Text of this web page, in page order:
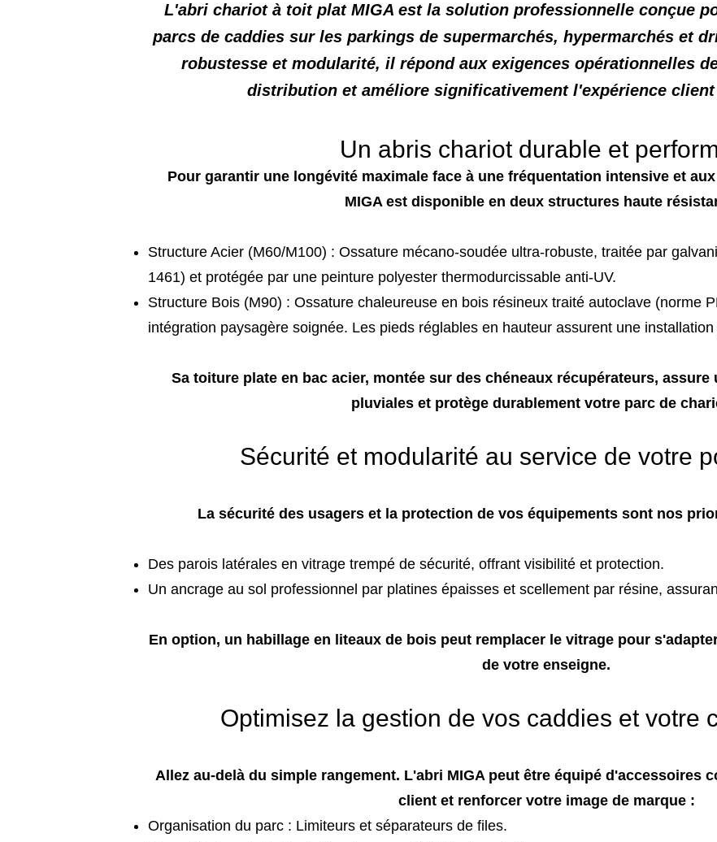
​​L'abri chariot à toit plat MIGA est la solution professionnelle conçue
parcs de caddies sur les parkings de supermarchés, hypermarchés et
robustesse et modularité, il répond aux exigences opérationnelles
distribution et améliore significativement l'expérience client
Un abris chariot durable et
Pour garantir une longévité maximale face à une fréquentation intensive et
MIGA est disponible en deux structures haute
Structure Acier (M60/M100) : Ossature mécano-soudée ultra-robuste, traitée par
1461) et protégée par une peinture polyester thermodurcissable anti-UV.
Structure Bois (M90) : Ossature chaleureuse en bois résineux traité autoclave (norme
intégration paysagère soignée. Les pieds réglables en hauteur assurent une
Sa toiture plate en bac acier, montée sur des chéneaux récupérateurs,
pluviales et protège durablement votre parc de
Sécurité et modularité au service de votre
La sécurité des usagers et la protection de vos équipements sont nos
Des parois latérales en vitrage trempé de sécurité, offrant visibilité et protection.
Un ancrage au sol professionnel par platines épaisses et scellement par résine,
En option, un habillage en liteaux de bois peut remplacer le vitrage pour
de votre enseigne.
Optimisez la gestion de vos caddies et votre
Allez au-delà du simple rangement. L'abri MIGA peut être équipé d'accessoires
client et renforcer votre image de marque :
Organisation du parc : Limiteurs et séparateurs de files.